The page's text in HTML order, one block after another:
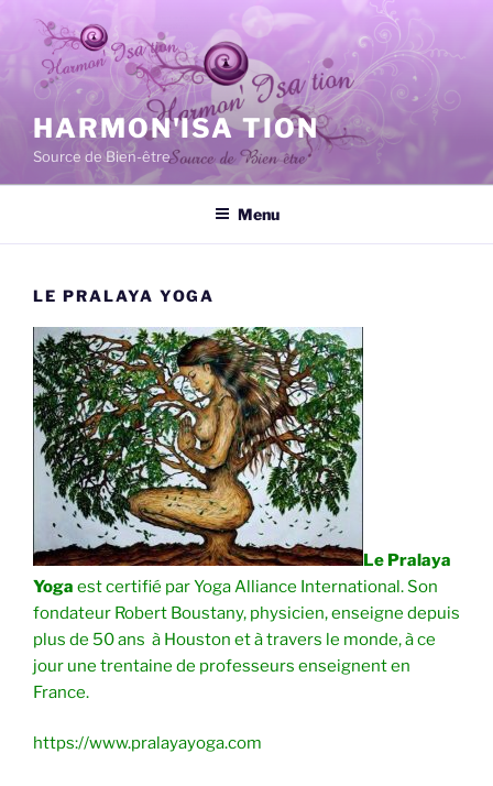
contenu
principal
HARMON'ISA TION
Source de Bien-être
Menu
LE PRALAYA YOGA
Le Pralaya
Yoga est certifié par Yoga Alliance International. Son
fondateur Robert Boustany, physicien, enseigne depuis
plus de 50 ans à Houston et à travers le monde, à ce
jour une trentaine de professeurs enseignent en
France.
https://www.pralayayoga.com